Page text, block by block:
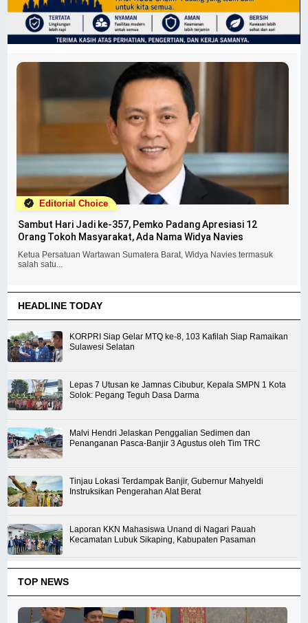
Editorial Choice
Sambut Hari Jadi ke-357, Pemko Padang Apresiasi 12
Orang Tokoh Masyarakat, Ada Nama Widya Navies
Ketua Persatuan Wartawan Sumatera Barat, Widya Navies termasuk
salah satu...
HEADLINE TODAY
KORPRI Siap Gelar MTQ ke-8, 103 Kafilah Siap Ramaikan
Sulawesi Selatan
Lepas 7 Utusan ke Jamnas Cibubur, Kepala SMPN 1 Kota
Solok: Pegang Teguh Dasa Darma
Malvi Hendri Jelaskan Penggalian Sedimen dan
Penanganan Pasca-Banjir 3 Agustus oleh Tim TRC
Tinjau Lokasi Terdampak Banjir, Gubernur Mahyeldi
Instruksikan Pengerahan Alat Berat
Laporan KKN Mahasiswa Unand di Nagari Pauah
Kecamatan Lubuk Sikaping, Kabupaten Pasaman
TOP NEWS